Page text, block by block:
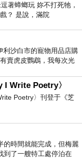
著蟑螂玩 妳不打死牠，
？ 是說，滿院
利沙白市的寵物用品店購
賣虎皮鸚鵡，我每次光
會引進 C
I Write Poetry〉
Poetry〉刊登于《芝
的時間就能完成，但梅麗
到了一艘特工處停泊在